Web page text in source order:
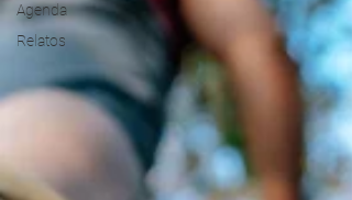
Agenda
Relatos